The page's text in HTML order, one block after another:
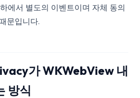
에서 별도의 이벤트이며 자체 동의
문입니다.
가 WKWebView 내
방식